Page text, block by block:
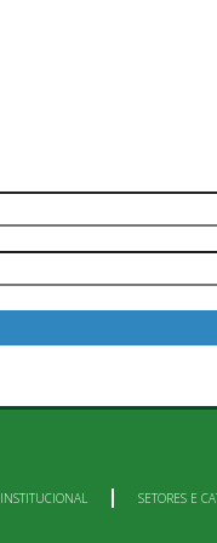
INSTITUCIONAL SETORES E